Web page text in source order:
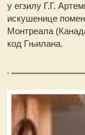
у егзилу Г.Г.
искушенице
Монтреала
код Гњилана.